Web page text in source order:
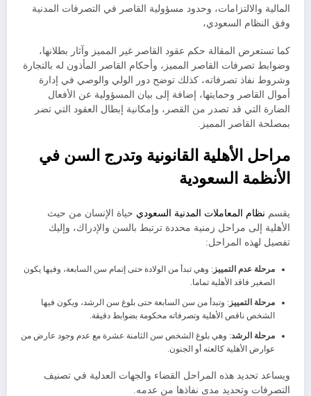
المالية والالتزامات، وحدود مسؤولية القاصر في التصرفات المدنية
وفق النظام السعودي،
كما تستعرض المقالة حكم عقود القاصر غير المميز وآثار بطلانها،
وضوابط تصرفات القاصر المميز، وأحكام القاصر المأذون له بالتجارة
وشروط نفاذ تصرفاته، كذلك توضح دور الولي والوصي في إدارة
أموال القاصر وحمايتها، إضافة إلى بيان المسؤولية عن الأفعال
الضارة التي قد تصدر من القصر، وإمكانية إبطال العقود التي تضر
بمصلحة القاصر المميز.
​مراحل الأهلية القانونية وتدرج السن في
الأنظمة السعودية
​يقسم نظام المعاملات المدنية السعودي حياة الإنسان من حيث
الأهلية إلى مراحل زمنية محددة ترتبط بالسن والإدراك، وإليك
تفصيل لهذه المراحل:
​مرحلة عدم التمييز : وهي تبدأ من الولادة حتى إتمام سن السابعة، وفيها يكون
الصغير فاقد الأهلية تماما.
​مرحلة التمييز : وتبدأ من سن السابعة حتى بلوغ سن الرشد، ويكون فيها
الشخص ناقص الأهلية وتصرفاته محكومة بضوابط دقيقة.
​مرحلة الرشد: وهي بلوغ الشخص سن الثامنة عشرة مع عدم وجود عارض من
عوارض الأهلية كالعته أو الجنون.
ويساعد تحديد هذه المراحل القضاء والجهات العدلية في تصنيف
التصرفات وتحديد مدى نفاذها من عدمه.